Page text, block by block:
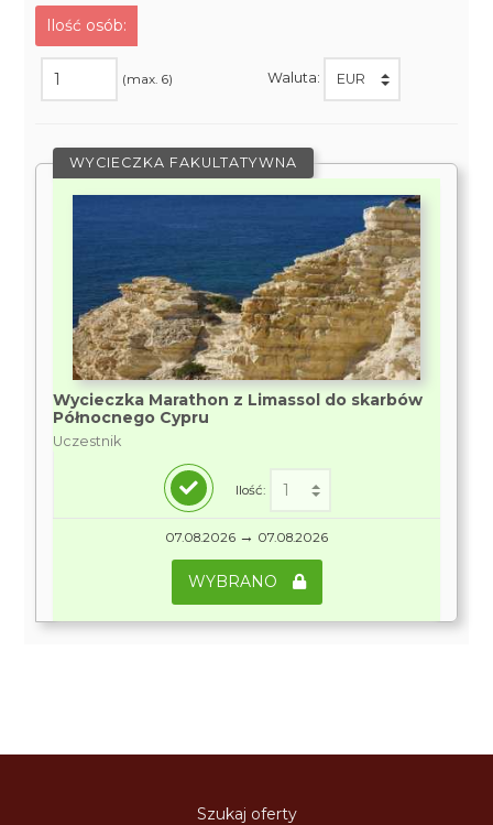
Ilość osób:
(max. 6) Waluta:
WYCIECZKA FAKULTATYWNA
Wycieczka Marathon z Limassol do skarbów
Północnego Cypru
Uczestnik
Ilość:
07.08.2026 → 07.08.2026
WYBRANO
Szukaj oferty